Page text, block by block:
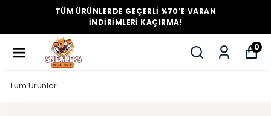
TÜM ÜRÜNLERDE GEÇERLİ %70'E VARAN
İNDİRİMLERİ KAÇIRMA!
0
Tüm Ürünler